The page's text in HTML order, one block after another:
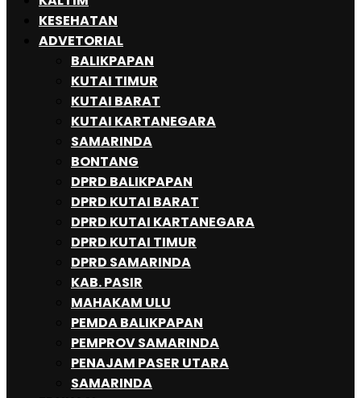
KESEHATAN
ADVETORIAL
BALIKPAPAN
KUTAI TIMUR
KUTAI BARAT
KUTAI KARTANEGARA
SAMARINDA
BONTANG
DPRD BALIKPAPAN
DPRD KUTAI BARAT
DPRD KUTAI KARTANEGARA
DPRD KUTAI TIMUR
DPRD SAMARINDA
KAB. PASIR
MAHAKAM ULU
PEMDA BALIKPAPAN
PEMPROV SAMARINDA
PENAJAM PASER UTARA
SAMARINDA